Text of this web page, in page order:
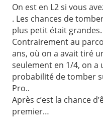
On est en L2 si vous
. Les chances de
plus petit était grandes.
Contrairement au
ans, où on a avait tiré
seulement en 1/4, on a
probabilité de tomber
Pro..
Après c’est la chance
premier…